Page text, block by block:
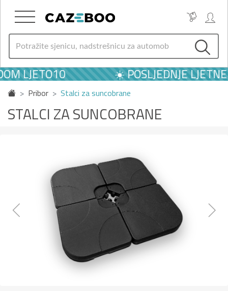
LJETO10 ☀️ POSLJEDNJE LJETNE
Pribor Stalci za suncobrane
STALCI ZA SUNCOBRANE
Previous Next